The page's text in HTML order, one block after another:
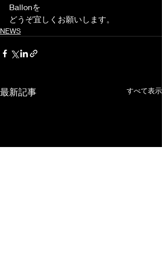
Ballonを
どうぞ宜しくお願いします。
NEWS
最新記事 すべて表示